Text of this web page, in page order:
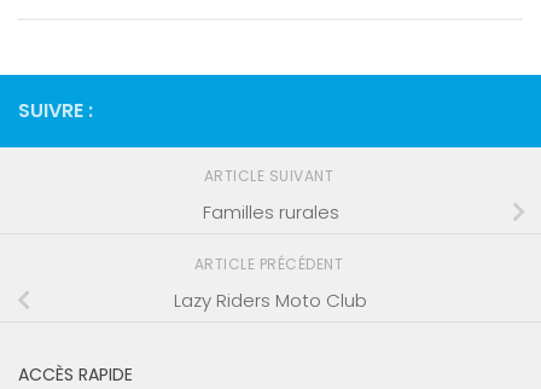
SUIVRE :
ARTICLE SUIVANT
Familles rurales
ARTICLE PRÉCÉDENT
Lazy Riders Moto Club
ACCÈS RAPIDE